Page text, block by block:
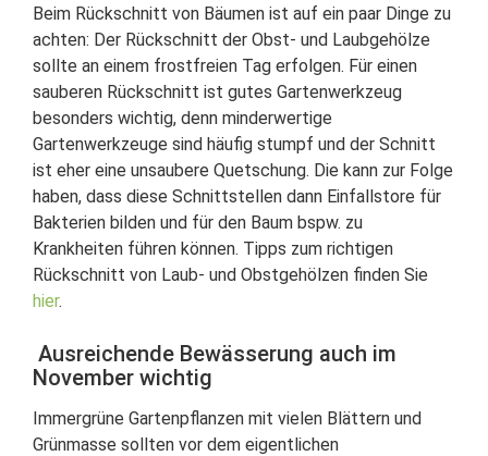
Beim Rückschnitt von Bäumen ist auf ein paar Dinge zu
achten: Der Rückschnitt der Obst- und Laubgehölze
sollte an einem frostfreien Tag erfolgen. Für einen
sauberen Rückschnitt ist gutes Gartenwerkzeug
besonders wichtig, denn minderwertige
Gartenwerkzeuge sind häufig stumpf und der Schnitt
ist eher eine unsaubere Quetschung. Die kann zur Folge
haben, dass diese Schnittstellen dann Einfallstore für
Bakterien bilden und für den Baum bspw. zu
Krankheiten führen können. Tipps zum richtigen
Rückschnitt von Laub- und Obstgehölzen finden Sie
hier.
Ausreichende Bewässerung auch im
November wichtig
Immergrüne Gartenpflanzen mit vielen Blättern und
Grünmasse sollten vor dem eigentlichen